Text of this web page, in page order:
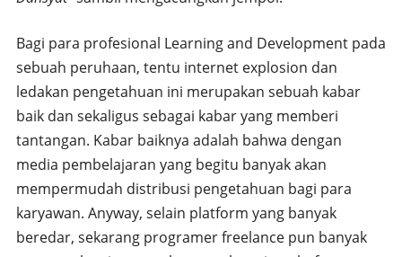
Bagi para profesional Learning and Development pada
sebuah peruhaan, tentu internet explosion dan
ledakan pengetahuan ini merupakan sebuah kabar
baik dan sekaligus sebagai kabar yang memberi
tantangan. Kabar baiknya adalah bahwa dengan
media pembelajaran yang begitu banyak akan
mempermudah distribusi pengetahuan bagi para
karyawan. Anyway, selain platform yang banyak
beredar, sekarang programer freelance pun banyak